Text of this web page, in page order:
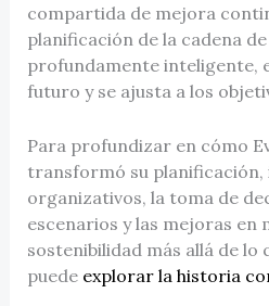
compartida de mejora
planificación de la cadena
profundamente inteligente,
futuro y se ajusta a los
Para profundizar en cómo
transformó su planificación,
organizativos, la toma de
escenarios y las mejoras en
sostenibilidad más allá de lo
puede explorar la historia